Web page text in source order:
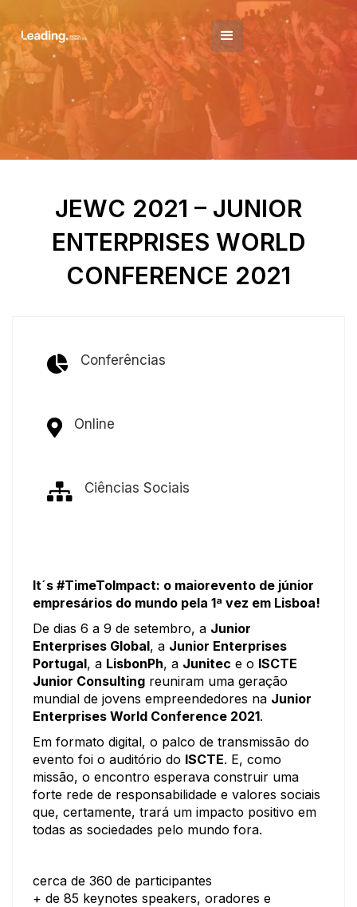
JEWC 2021 – JUNIOR
ENTERPRISES WORLD
CONFERENCE 2021
Conferências
Online
Ciências Sociais
It´s #TimeToImpact: o maiorevento de júnior
empresários do mundo pela 1ª vez em Lisboa!
De dias 6 a 9 de setembro, a Junior
Enterprises Global, a Junior Enterprises
Portugal, a LisbonPh, a Junitec e o ISCTE
Junior Consulting reuniram uma geração
mundial de jovens empreendedores na Junior
Enterprises World Conference 2021.
Em formato digital, o palco de transmissão do
evento foi o auditório do ISCTE. E, como
missão, o encontro esperava construir uma
forte rede de responsabilidade e valores sociais
que, certamente, trará um impacto positivo em
todas as sociedades pelo mundo fora.
cerca de 360 de participantes
+ de 85 keynotes speakers, oradores e